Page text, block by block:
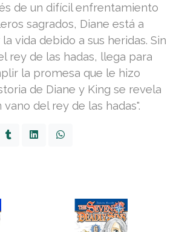
de un difícil enfrentamiento
sagrados, Diane está a
vida debido a sus heridas. Sin
rey de las hadas, llega para
la promesa que le hizo
de Diane y King se revela
del rey de las hadas".